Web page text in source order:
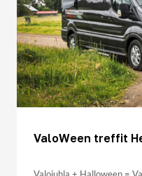
ValoWeen treffit
Valojuhla + Halloween =